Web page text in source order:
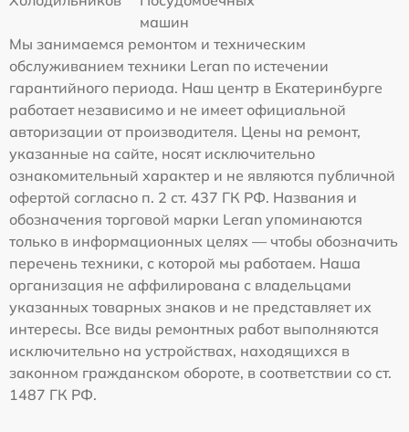
машин
Мы занимаемся ремонтом и техническим
обслуживанием техники Leran по истечении
гарантийного периода. Наш центр в Екатеринбурге
работает независимо и не имеет официальной
авторизации от производителя. Цены на ремонт,
указанные на сайте, носят исключительно
ознакомительный характер и не являются публичной
офертой согласно п. 2 ст. 437 ГК РФ. Названия и
обозначения торговой марки Leran упоминаются
только в информационных целях — чтобы обозначить
перечень техники, с которой мы работаем. Наша
организация не аффилирована с владельцами
указанных товарных знаков и не представляет их
интересы. Все виды ремонтных работ выполняются
исключительно на устройствах, находящихся в
законном гражданском обороте, в соответствии со ст.
1487 ГК РФ.